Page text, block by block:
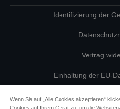
Identifizierung der
Vertrag
Einhaltung der EU-
Wenn Sie auf „Alle Cookies akzeptieren“
Cookies auf Ihrem Gerät zu, um die